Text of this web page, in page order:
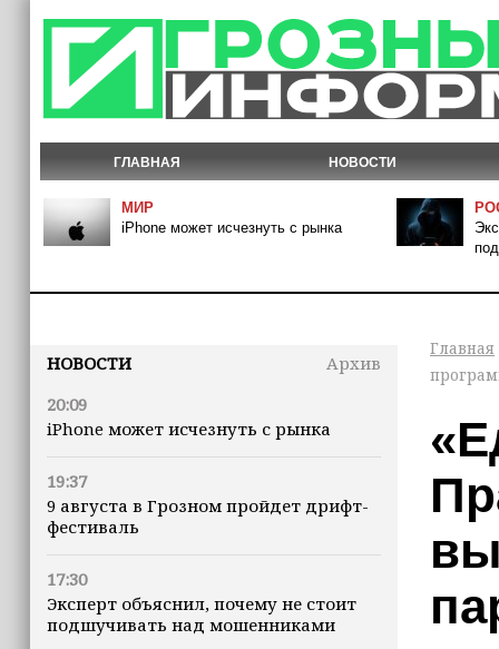
ГЛАВНАЯ НОВОСТИ
МИР
iPhone может исчезнуть с рынка
НОВОСТИ
Архив
20:09
iPhone может исчезнуть с рынка
19:37
9 августа в Грозном пройдет дрифт-
фестиваль
17:30
Эксперт объяснил, почему не стоит
подшучивать над мошенниками
Главная